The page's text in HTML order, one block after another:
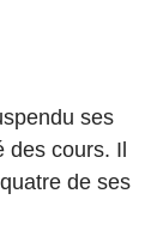
ses
des cours. Il
de ses